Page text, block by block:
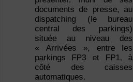
documents de presse, au
dispatching (le bureau
central des parkings)
située au niveau des
« Arrivées », entre les
parkings FP3 et FP1, à
côté des caisses
automatiques.